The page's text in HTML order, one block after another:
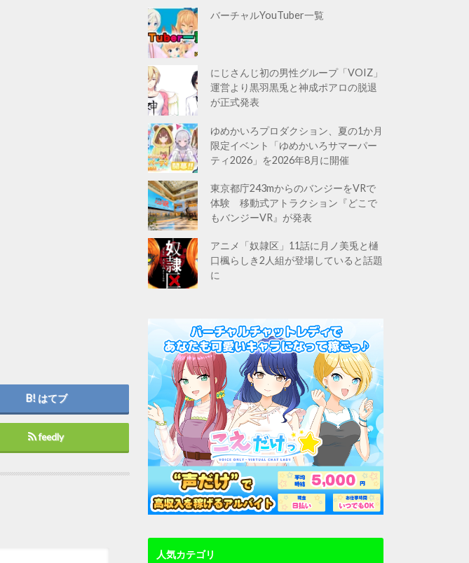
はてブ
feedly
バーチャルYouTuber一覧
にじさんじ初の男性グループ「VOIZ」
運営より黒羽黒兎と神成ポアロの脱退
が正式発表
ゆめかいろプロダクション、夏の1か月
限定イベント「ゆめかいろサマーパー
ティ2026」を2026年8月に開催
東京都庁243mからのバンジーをVRで
体験 移動式アトラクション『どこで
もバンジーVR』が発表
アニメ「奴隷区」11話に月ノ美兎と樋
口楓らしき2人組が登場していると話題
に
人気カテゴリ